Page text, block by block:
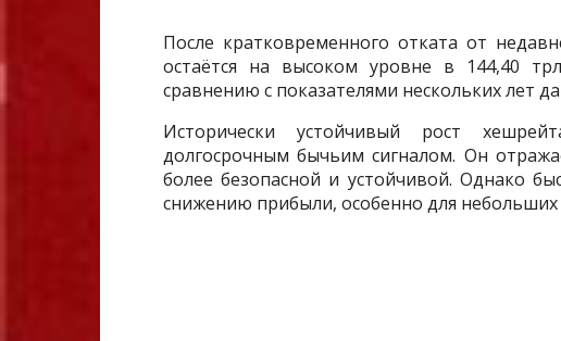
После кратковременного отката от
остаётся на высоком уровне в 144,40
сравнению с показателями нескольких лет
Исторически устойчивый рост
долгосрочным бычьим сигналом. Он
более безопасной и устойчивой. Однако
снижению прибыли, особенно для